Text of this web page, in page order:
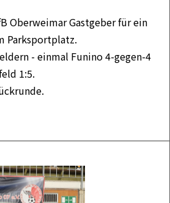
Oberweimar Gastgeber für ein
Parksportplatz.
- einmal Funino 4-gegen-4
1:5.